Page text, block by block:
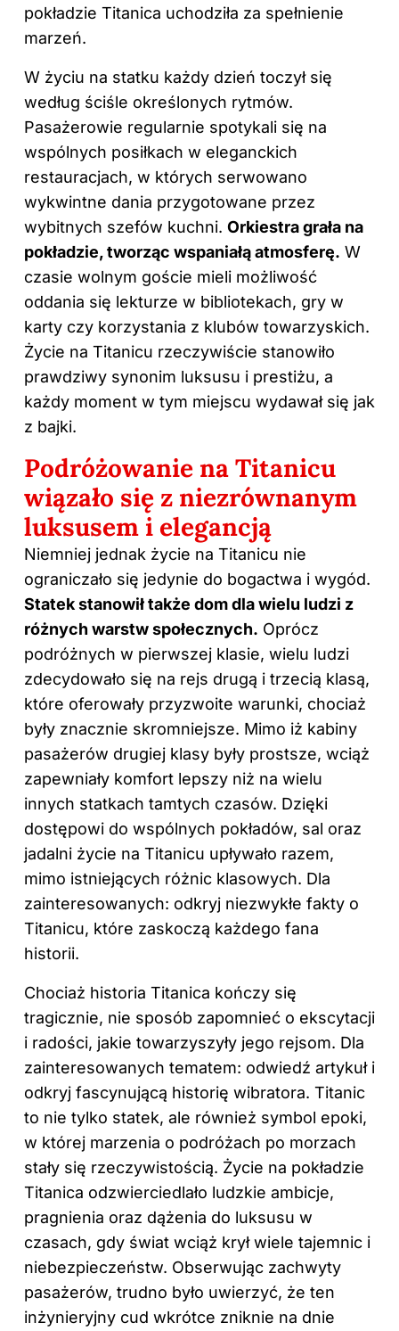
pokładzie Titanica uchodziła za spełnienie
marzeń.
W życiu na statku każdy dzień toczył się
według ściśle określonych rytmów.
Pasażerowie regularnie spotykali się na
wspólnych posiłkach w eleganckich
restauracjach, w których serwowano
wykwintne dania przygotowane przez
wybitnych szefów kuchni. Orkiestra grała na
pokładzie, tworząc wspaniałą atmosferę. W
czasie wolnym goście mieli możliwość
oddania się lekturze w bibliotekach, gry w
karty czy korzystania z klubów towarzyskich.
Życie na Titanicu rzeczywiście stanowiło
prawdziwy synonim luksusu i prestiżu, a
każdy moment w tym miejscu wydawał się jak
z bajki.
Podróżowanie na Titanicu
wiązało się z niezrównanym
luksusem i elegancją
Niemniej jednak życie na Titanicu nie
ograniczało się jedynie do bogactwa i wygód.
Statek stanowił także dom dla wielu ludzi z
różnych warstw społecznych. Oprócz
podróżnych w pierwszej klasie, wielu ludzi
zdecydowało się na rejs drugą i trzecią klasą,
które oferowały przyzwoite warunki, chociaż
były znacznie skromniejsze. Mimo iż kabiny
pasażerów drugiej klasy były prostsze, wciąż
zapewniały komfort lepszy niż na wielu
innych statkach tamtych czasów. Dzięki
dostępowi do wspólnych pokładów, sal oraz
jadalni życie na Titanicu upływało razem,
mimo istniejących różnic klasowych. Dla
zainteresowanych: odkryj niezwykłe fakty o
Titanicu, które zaskoczą każdego fana
historii.
Chociaż historia Titanica kończy się
tragicznie, nie sposób zapomnieć o ekscytacji
i radości, jakie towarzyszyły jego rejsom. Dla
zainteresowanych tematem: odwiedź artykuł i
odkryj fascynującą historię wibratora. Titanic
to nie tylko statek, ale również symbol epoki,
w której marzenia o podróżach po morzach
stały się rzeczywistością. Życie na pokładzie
Titanica odzwierciedlało ludzkie ambicje,
pragnienia oraz dążenia do luksusu w
czasach, gdy świat wciąż krył wiele tajemnic i
niebezpieczeństw. Obserwując zachwyty
pasażerów, trudno było uwierzyć, że ten
inżynieryjny cud wkrótce zniknie na dnie